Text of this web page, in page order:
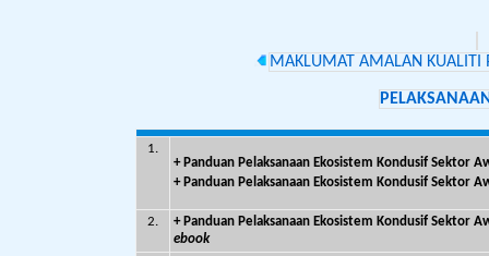
MAKLUMAT AMALAN KUALITI
1.
+Panduan Pelaksanaan Ekosistem Kondusif Sektor
+ Panduan Pelaksanaan Ekosistem Kondusif Sektor
2. + Panduan Pelaksanaan Ekosistem Kondusif Sektor
ebook